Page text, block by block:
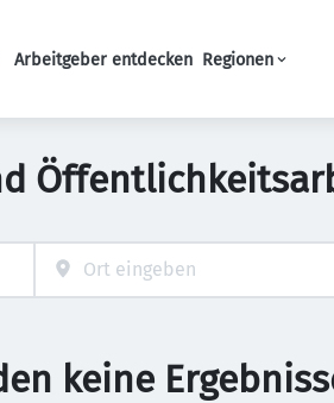
Haupt-Navigation
Arbeitgeber entdecken Regionen
keine